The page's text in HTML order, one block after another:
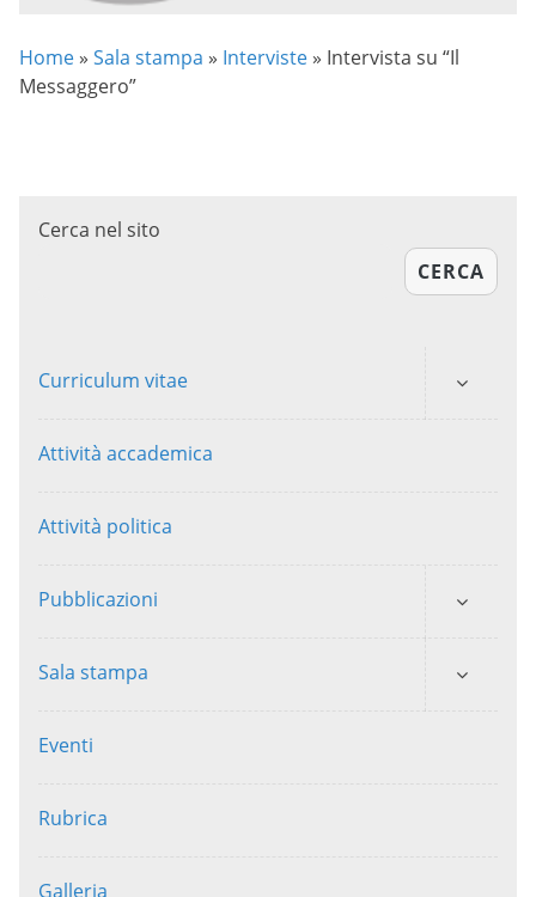
Home » Sala stampa » Interviste » Intervista su “Il
Messaggero”
Cerca nel sito
CERCA
Curriculum vitae
Attività accademica
Attività politica
Pubblicazioni
Sala stampa
Eventi
Rubrica
Galleria